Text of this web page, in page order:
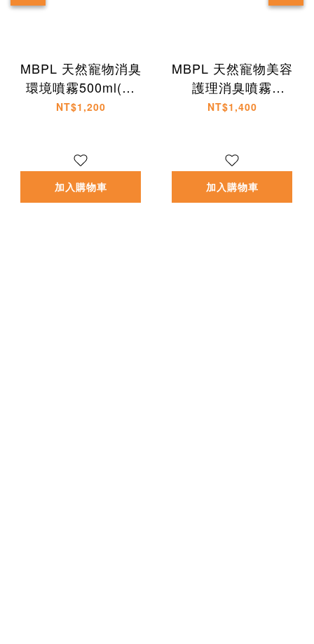
MBPL 天然寵物消臭
環境噴霧500ml(日
製)-犬貓適用
NT$1,200
加入購物車
MBPL 天然寵物美容
護理消臭噴霧
300ml(日製)-犬貓適
NT$1,400
加入購物車